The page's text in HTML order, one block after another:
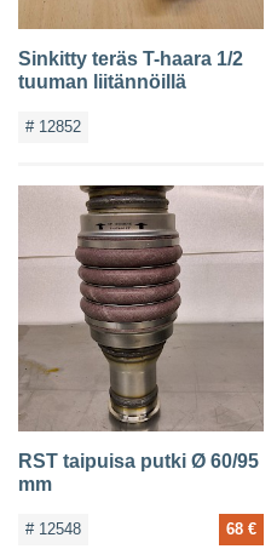
Sinkitty teräs T-haara 1/2
tuuman liitännöillä
# 12852
RST taipuisa putki Ø 60/95
mm
# 12548 68 €